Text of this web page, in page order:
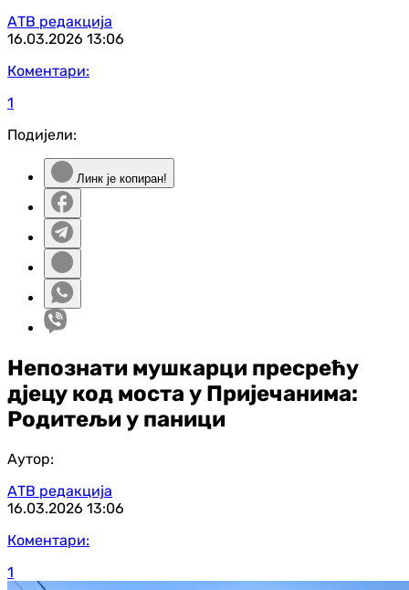
АТВ редакција
16.03.2026 13:06
Коментари:
1
Подијели:
Линк је копиран!
Непознати мушкарци пресрећу
дјецу код моста у Пријечанима:
Родитељи у паници
Аутор:
АТВ редакција
16.03.2026 13:06
Коментари:
1